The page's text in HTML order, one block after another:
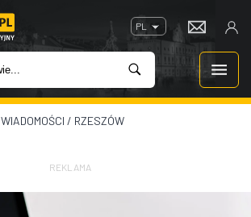
PL
WIADOMOŚCI / RZESZÓW
REKLAMA